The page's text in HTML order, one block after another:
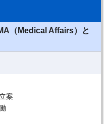
（Medical Affairs）と
案